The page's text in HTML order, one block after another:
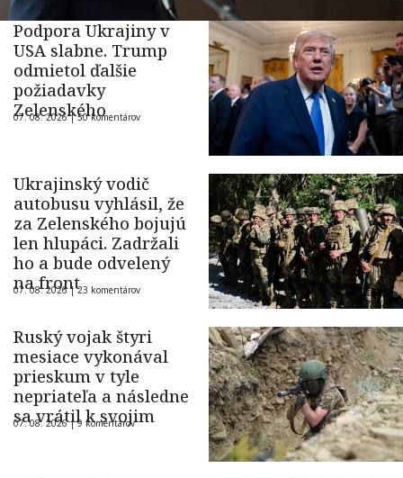
Podpora Ukrajiny v
USA slabne. Trump
odmietol ďalšie
požiadavky
Zelenského
07. 08. 2026 |50 komentárov
Ukrajinský vodič
autobusu vyhlásil, že
za Zelenského bojujú
len hlupáci. Zadržali
ho a bude odvelený
na front
07. 08. 2026 |23 komentárov
Ruský vojak štyri
mesiace vykonával
prieskum v tyle
nepriateľa a následne
sa vrátil k svojim
07. 08. 2026 |9 komentárov